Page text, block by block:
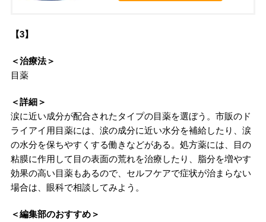
【3】
＜治療法＞
目薬
＜詳細＞
涙に近い成分が配合されたタイプの目薬を選ぼう。市販のド
ライアイ用目薬には、涙の成分に近い水分を補給したり、涙
の水分を保ちやすくする働きなどがある。処方薬には、目の
粘膜に作用して目の表面の荒れを治療したり、脂分を増やす
効果の高い目薬もあるので、セルフケアで症状が治まらない
場合は、眼科で相談してみよう。
＜編集部のおすすめ＞